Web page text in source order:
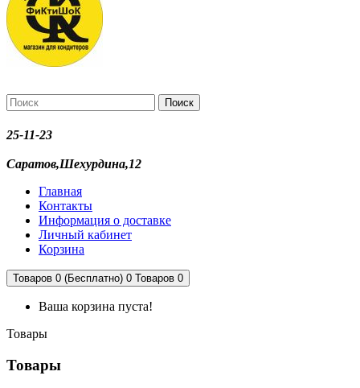
Поиск
25-11-23
Саратов,Шехурдина,12
Главная
Контакты
Информация о доставке
Личный кабинет
Корзина
Товаров 0 (Бесплатно) 0 Товаров 0
Ваша корзина пуста!
Товары
Товары